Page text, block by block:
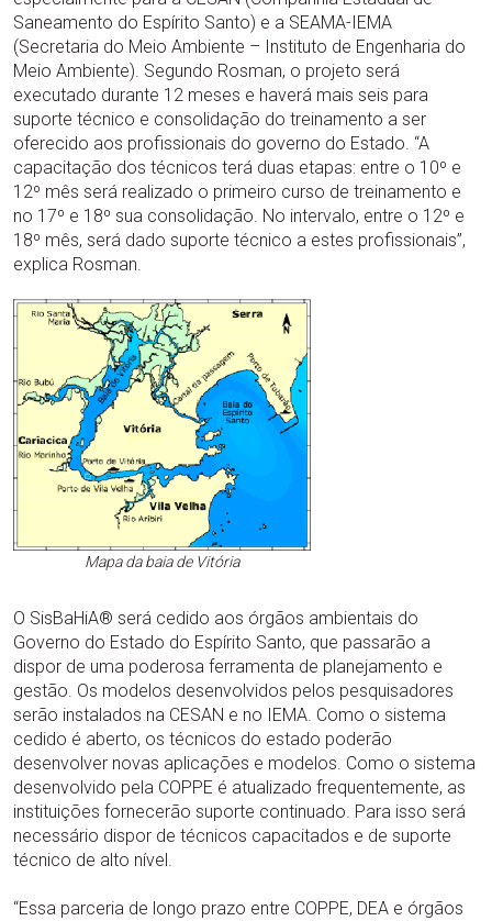
Saneamento do Espírito Santo) e a SEAMA-IEMA
(Secretaria do Meio Ambiente – Instituto de Engenharia do
Meio Ambiente). Segundo Rosman, o projeto será
executado durante 12 meses e haverá mais seis para
suporte técnico e consolidação do treinamento a ser
oferecido aos profissionais do governo do Estado. “A
capacitação dos técnicos terá duas etapas: entre o 10º e
12º mês será realizado o primeiro curso de treinamento e
no 17º e 18º sua consolidação. No intervalo, entre o 12º e
18º mês, será dado suporte técnico a estes profissionais”,
explica Rosman.
Mapa da baia de Vitória
O SisBaHiA® será cedido aos órgãos ambientais do
Governo do Estado do Espírito Santo, que passarão a
dispor de uma poderosa ferramenta de planejamento e
gestão. Os modelos desenvolvidos pelos pesquisadores
serão instalados na CESAN e no IEMA. Como o sistema
cedido é aberto, os técnicos do estado poderão
desenvolver novas aplicações e modelos. Como o sistema
desenvolvido pela COPPE é atualizado frequentemente, as
instituições fornecerão suporte continuado. Para isso será
necessário dispor de técnicos capacitados e de suporte
técnico de alto nível.
“Essa parceria de longo prazo entre COPPE, DEA e órgãos